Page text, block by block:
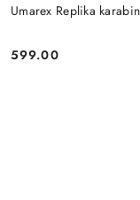
Umarex Replika
Cena:
599.00